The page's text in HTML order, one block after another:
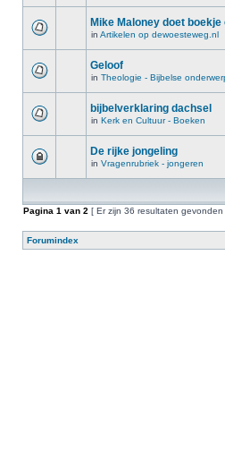
Mike Maloney doet
in Artikelen op dewoesteweg.nl
Geloof
in Theologie - Bijbelse
bijbelverklaring dachsel
in Kerk en Cultuur - Boeken
De rijke jongeling
in Vragenrubriek - jongeren
Pagina 1 van 2 [ Er zijn 36 resultaten gevonden
Forumindex